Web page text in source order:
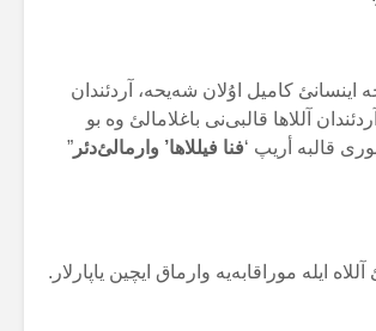
اینسانئ کامیل اۇلان شەیحە، آردئندان
آللاها قالبی‌نی باغلامالئ وە بو
قالبە أریپ ‘فنا فیللاها’ وارمالئ‌دئر ”
ایلە موراقابەیە وارماق ایچین یاپارلار.